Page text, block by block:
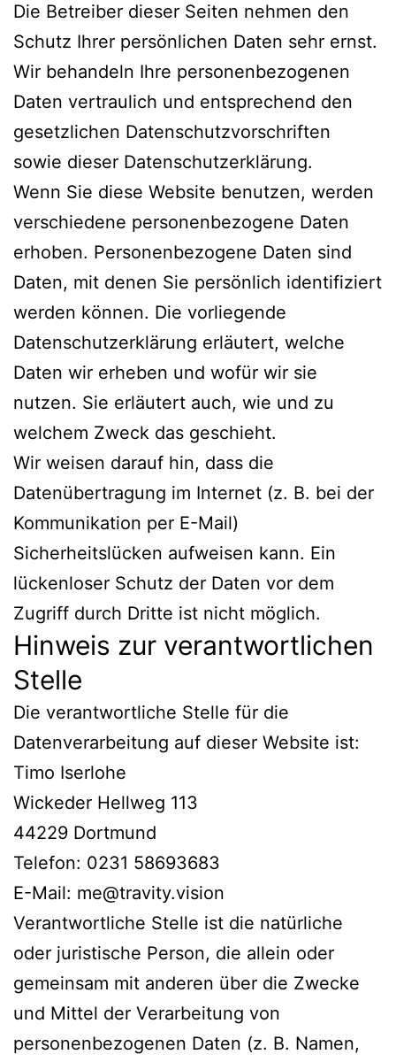
Die Betreiber dieser Seiten nehmen den
Schutz Ihrer persönlichen Daten sehr ernst.
Wir behandeln Ihre personenbezogenen
Daten vertraulich und entsprechend den
gesetzlichen Datenschutzvorschriften
sowie dieser Datenschutzerklärung.
Wenn Sie diese Website benutzen, werden
verschiedene personenbezogene Daten
erhoben. Personenbezogene Daten sind
Daten, mit denen Sie persönlich identifiziert
werden können. Die vorliegende
Datenschutzerklärung erläutert, welche
Daten wir erheben und wofür wir sie
nutzen. Sie erläutert auch, wie und zu
welchem Zweck das geschieht.
Wir weisen darauf hin, dass die
Datenübertragung im Internet (z. B. bei der
Kommunikation per E-Mail)
Sicherheitslücken aufweisen kann. Ein
lückenloser Schutz der Daten vor dem
Zugriff durch Dritte ist nicht möglich.
Hinweis zur verantwortlichen
Stelle
Die verantwortliche Stelle für die
Datenverarbeitung auf dieser Website ist:
Timo Iserlohe
Wickeder Hellweg 113
44229 Dortmund
Telefon: 0231 58693683
E-Mail: me@travity.vision
Verantwortliche Stelle ist die natürliche
oder juristische Person, die allein oder
gemeinsam mit anderen über die Zwecke
und Mittel der Verarbeitung von
personenbezogenen Daten (z. B. Namen,